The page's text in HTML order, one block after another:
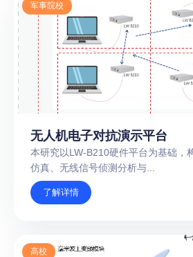
军事院校
无人机电子对抗演示平台
本研究以LW-B210硬件平台为基础，
仿真、无线信号侦测分析与...
了解详情
高校